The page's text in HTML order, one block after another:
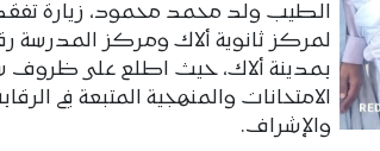
الطيب ولد محمد محمود، زيارة
بمدينة ألاك، حيث اطلع على ظروف
الامتحانات والمنهجية المتبعة في
والإشراف.